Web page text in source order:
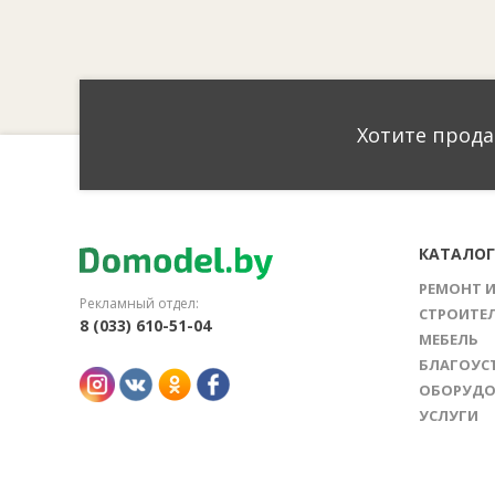
Хотите
Рекламный отдел:
8 (033) 610-51-04
КАТАЛОГ
РЕМОНТ
МЕБЕЛЬ
УСЛУГИ